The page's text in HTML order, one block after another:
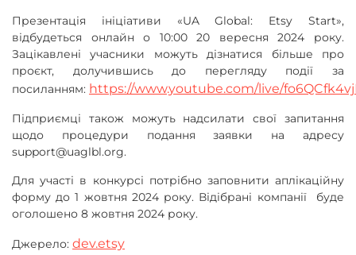
Презентація ініціативи «UA Global: Etsy Start»,
відбудеться онлайн о 10:00 20 вересня 2024 року.
Зацікавлені учасники можуть дізнатися більше про
проєкт, долучившись до перегляду події за
посиланням: https://www.youtube.com/live/
Підприємці також можуть надсилати свої запитання
щодо процедури подання заявки на адресу
support@uaglbl.org.
Для участі в конкурсі потрібно заповнити аплікаційну
форму до 1 жовтня 2024 року. Відібрані компанії буде
оголошено 8 жовтня 2024 року.
Джерело: dev.etsy